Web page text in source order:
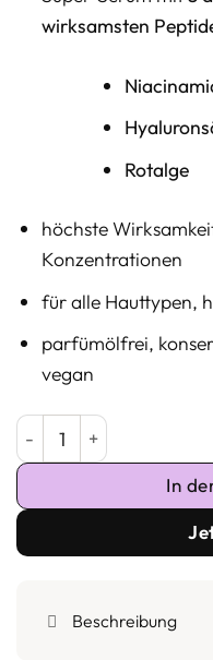
wirksamsten
Rotalge
höchste
Konzentrationen
für alle Hauttypen,
parfümölfrei,
vegan
Pure Peptides - Peptid
In
Beschreibung